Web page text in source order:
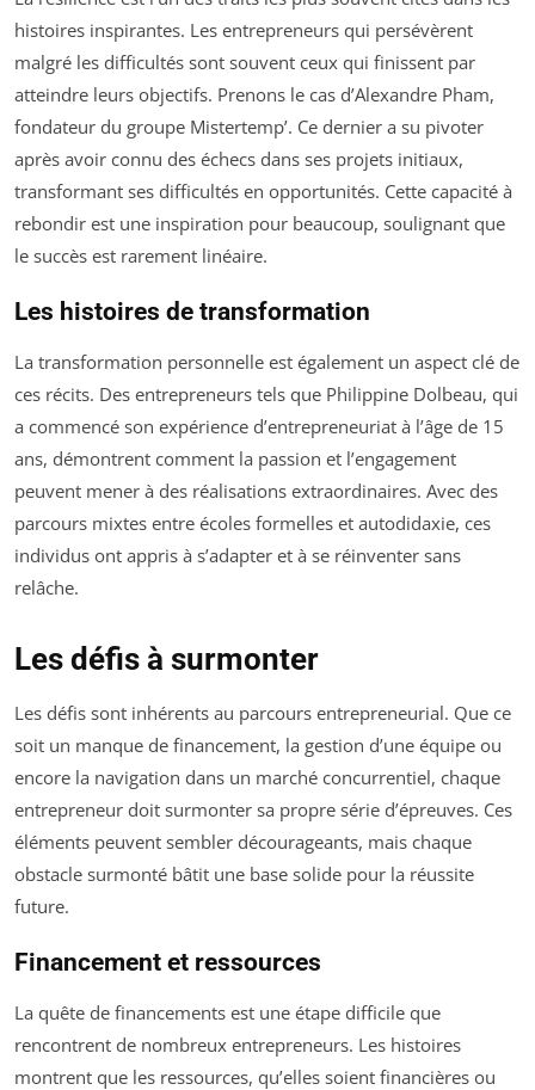
histoires inspirantes. Les entrepreneurs qui persévèrent
malgré les difficultés sont souvent ceux qui finissent par
atteindre leurs objectifs. Prenons le cas d’Alexandre Pham,
fondateur du groupe Mistertemp’. Ce dernier a su pivoter
après avoir connu des échecs dans ses projets initiaux,
transformant ses difficultés en opportunités. Cette capacité à
rebondir est une inspiration pour beaucoup, soulignant que
le succès est rarement linéaire.
Les histoires de transformation
La transformation personnelle est également un aspect clé de
ces récits. Des entrepreneurs tels que Philippine Dolbeau, qui
a commencé son expérience d’entrepreneuriat à l’âge de 15
ans, démontrent comment la passion et l’engagement
peuvent mener à des réalisations extraordinaires. Avec des
parcours mixtes entre écoles formelles et autodidaxie, ces
individus ont appris à s’adapter et à se réinventer sans
relâche.
Les défis à surmonter
Les défis sont inhérents au parcours entrepreneurial. Que ce
soit un manque de financement, la gestion d’une équipe ou
encore la navigation dans un marché concurrentiel, chaque
entrepreneur doit surmonter sa propre série d’épreuves. Ces
éléments peuvent sembler décourageants, mais chaque
obstacle surmonté bâtit une base solide pour la réussite
future.
Financement et ressources
La quête de financements est une étape difficile que
rencontrent de nombreux entrepreneurs. Les histoires
montrent que les ressources, qu’elles soient financières ou